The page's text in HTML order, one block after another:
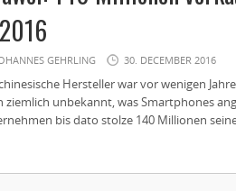
GEHRLING 30. DECEMBER 2016
Hersteller war vor wenigen
ziemlich unbekannt, was Smartphones
bis dato stolze 140 Millionen